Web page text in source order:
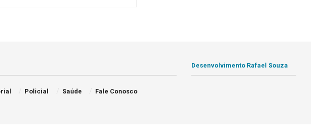
Policial Saúde Fale Conosco
Desenvolvimento Rafael Souza